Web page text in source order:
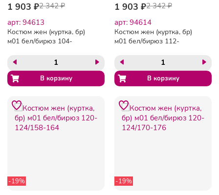
1 903 ₽2 342 ₽
арт: 94613
Костюм жен (куртка, бр)
м01 бел/бирюз 104-
1 903 ₽2 342 ₽
арт: 94614
Костюм жен (куртка, бр)
м01 бел/бирюз 112-
-19% -19%